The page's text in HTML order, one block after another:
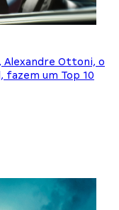
Alexandre Ottoni, o
fazem um Top 10